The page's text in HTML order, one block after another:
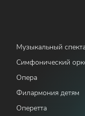
Музыкальный
Симфонический
Опера
Филармония детям
Оперетта